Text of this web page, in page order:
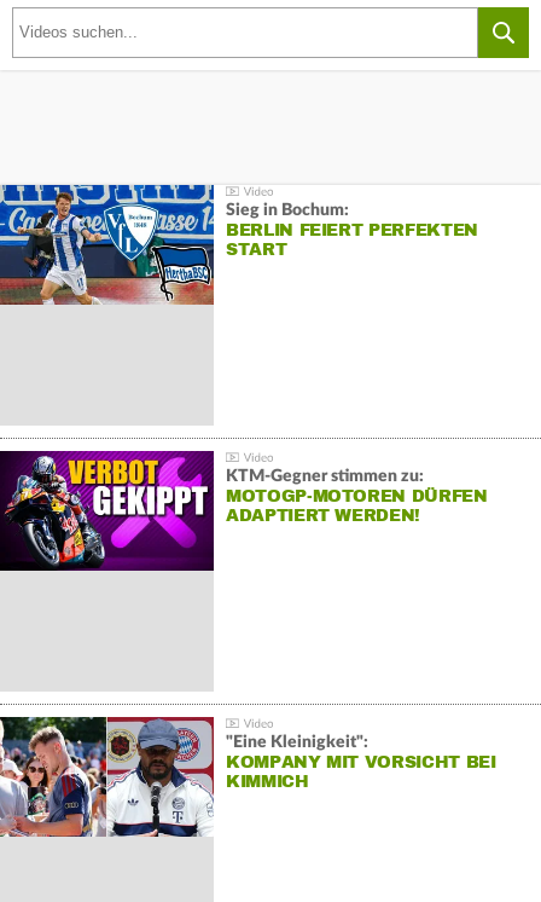
Sieg in Bochum:
BERLIN FEIERT PERFEKTEN
START
KTM-Gegner stimmen zu:
MOTOGP-MOTOREN DÜRFEN
ADAPTIERT WERDEN!
"Eine Kleinigkeit":
KOMPANY MIT VORSICHT BEI
KIMMICH